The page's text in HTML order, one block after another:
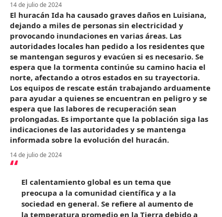
14 de julio de 2024
El huracán Ida ha causado graves daños en Luisiana,
dejando a miles de personas sin electricidad y
provocando inundaciones en varias áreas. Las
autoridades locales han pedido a los residentes que
se mantengan seguros y evacúen si es necesario. Se
espera que la tormenta continúe su camino hacia el
norte, afectando a otros estados en su trayectoria.
Los equipos de rescate están trabajando arduamente
para ayudar a quienes se encuentran en peligro y se
espera que las labores de recuperación sean
prolongadas. Es importante que la población siga las
indicaciones de las autoridades y se mantenga
informada sobre la evolución del huracán.
14 de julio de 2024
El calentamiento global es un tema que
preocupa a la comunidad científica y a la
sociedad en general. Se refiere al aumento de
la temperatura promedio en la Tierra debido a